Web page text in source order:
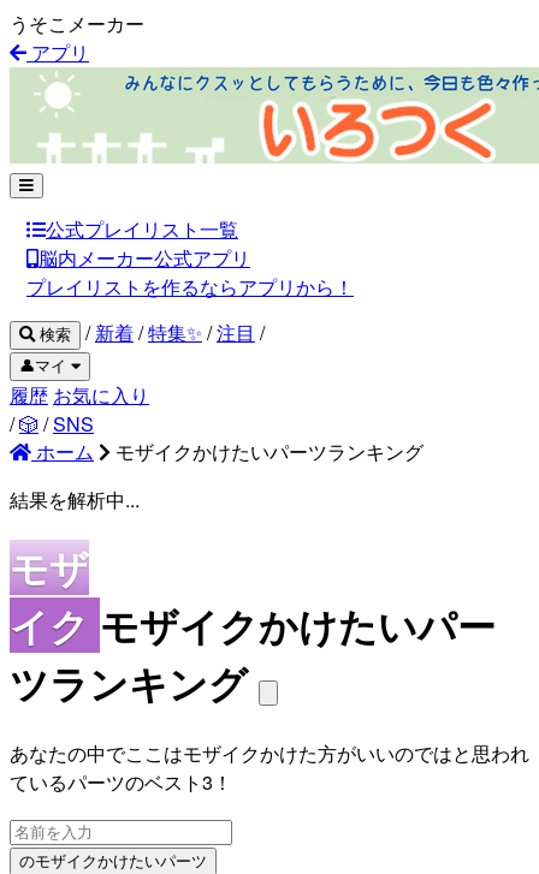
うそこメーカー
アプリ
公式プレイリスト一覧
脳内メーカー公式アプリ
プレイリストを作るならアプリから！
検索 / 新着/特集✨ /注目 /
👤マイ
履歴 お気に入り
/🎲 /SNS
ホーム
モザイクかけたいパーツランキング
結果を解析中...
モザ
イク モザイクかけたいパー
ツランキング
あなたの中でここはモザイクかけた方がいいのではと思われ
ているパーツのベスト3！
のモザイクかけたいパーツ